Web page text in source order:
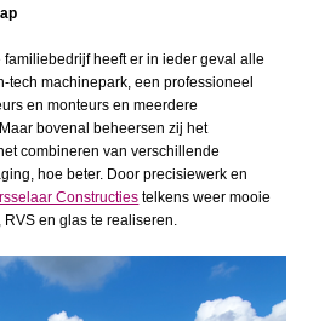
heeft er in ieder geval alle
tech machinepark, een professioneel
en monteurs en meerdere
bovenal beheersen zij het
combineren van verschillende
hoe beter. Door precisiewerk en
Constructies telkens weer mooie
en glas te realiseren.